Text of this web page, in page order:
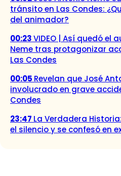
tránsito en Las Condes:
del animador?
00:23VIDEO | Así quedó el
Neme tras protagonizar
Las Condes
00:05 Revelan que José
involucrado en grave
Condes
23:47 La Verdadera
el silencio y se confesó en